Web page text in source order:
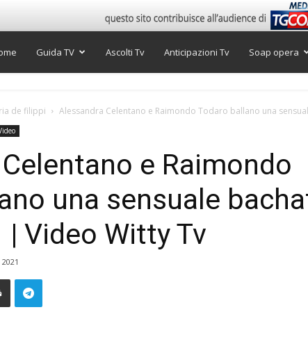
Guida TV Ascolti Tv Anticipazioni Tv Soap opera
de filippi Alessandra Celentano e Raimondo Todaro ballano una
e Raimondo
una sensuale
| Video Witty Tv